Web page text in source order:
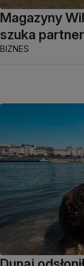
Magazyny
szuka
BIZNES